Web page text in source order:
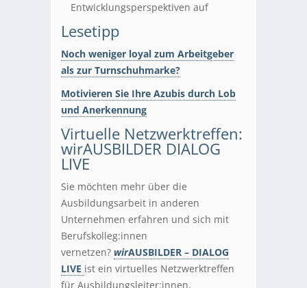
Entwicklungsperspektiven auf
Lesetipp
Noch weniger loyal zum Arbeitgeber
als zur Turnschuhmarke?
Motivieren Sie Ihre Azubis durch Lob
und Anerkennung
Virtuelle Netzwerktreffen:
wirAUSBILDER DIALOG
LIVE
Sie möchten mehr über die
Ausbildungsarbeit in anderen
Unternehmen erfahren und sich mit
Berufskolleg:innen
vernetzen? wirAUSBILDER – DIALOG
LIVE ist ein virtuelles Netzwerktreffen
für Ausbildungsleiter:innen,